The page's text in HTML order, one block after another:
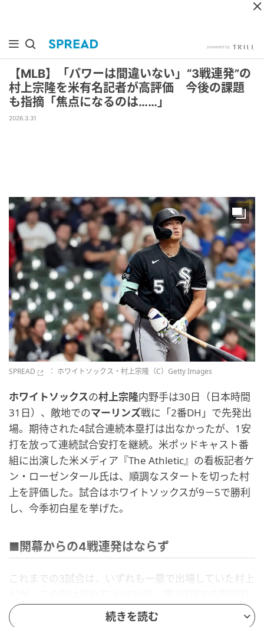
【MLB】「パワーは間違いない」“3戦連発”の
村上宗隆を米有名記者が高評価 今後の課題
も指摘「焦点になるのは……」
2026.3.31
SPREAD ： ホワイトソックス・村上宗隆（C）Getty Images
ホワイトソックスの村上宗隆内野手は30日（日本時間
31日）、敵地でのマーリンズ戦に「2番DH」で先発出
場。期待された4試合連続本塁打は出なかったが、1安
打を放って連続試合安打を継続。米ポッドキャスト番
組に出演した米メディア『The Athletic』の看板記者ケ
ン・ローゼンタール氏は、順調なスタートを切った村
上を評価した。試合はホワイトソックスが9－5で勝利
し、今季初白星を挙げた。
■開幕からの4戦連発はならず
これまでの3試合は、いずれも一塁で出場していた村上
をマークし、5打数1安打。メジャー史上最長に並ぶデ
続きを読む